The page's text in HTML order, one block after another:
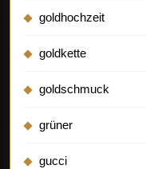
goldhochzeit
goldkette
goldschmuck
grüner
gucci